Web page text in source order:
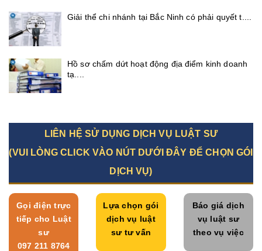
Giải thể chi nhánh tại Bắc Ninh có phải quyết t....
Hồ sơ chấm dứt hoạt động địa điểm kinh doanh
tạ....
LIÊN HỆ SỬ DỤNG DỊCH VỤ LUẬT SƯ
(VUI LÒNG CLICK VÀO NÚT DƯỚI ĐÂY ĐỂ CHỌN GÓI
DỊCH VỤ)
Gọi điện trực
tiếp cho Luật
sư
097 211 8764
Lựa chọn gói
dịch vụ luật
sư tư vấn
Báo giá dịch
vụ luật sư
theo vụ việc